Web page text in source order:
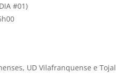
#01)
UD Vilafranquense e Tojal